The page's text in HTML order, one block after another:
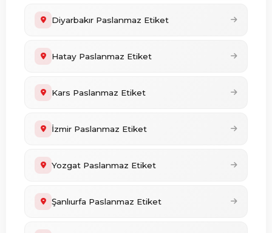
Diyarbakır Paslanmaz Etiket
Hatay Paslanmaz Etiket
Kars Paslanmaz Etiket
İzmir Paslanmaz Etiket
Yozgat Paslanmaz Etiket
Şanlıurfa Paslanmaz Etiket